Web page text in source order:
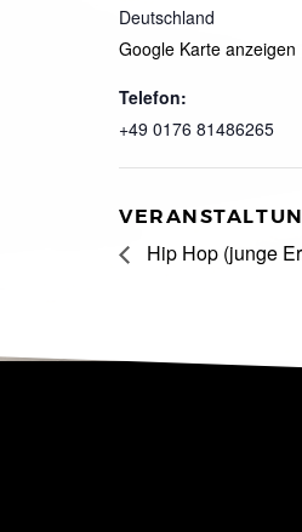
Deutschland
Google Karte anzeigen
Telefon:
+49 0176 81486265
Hip Hop (junge